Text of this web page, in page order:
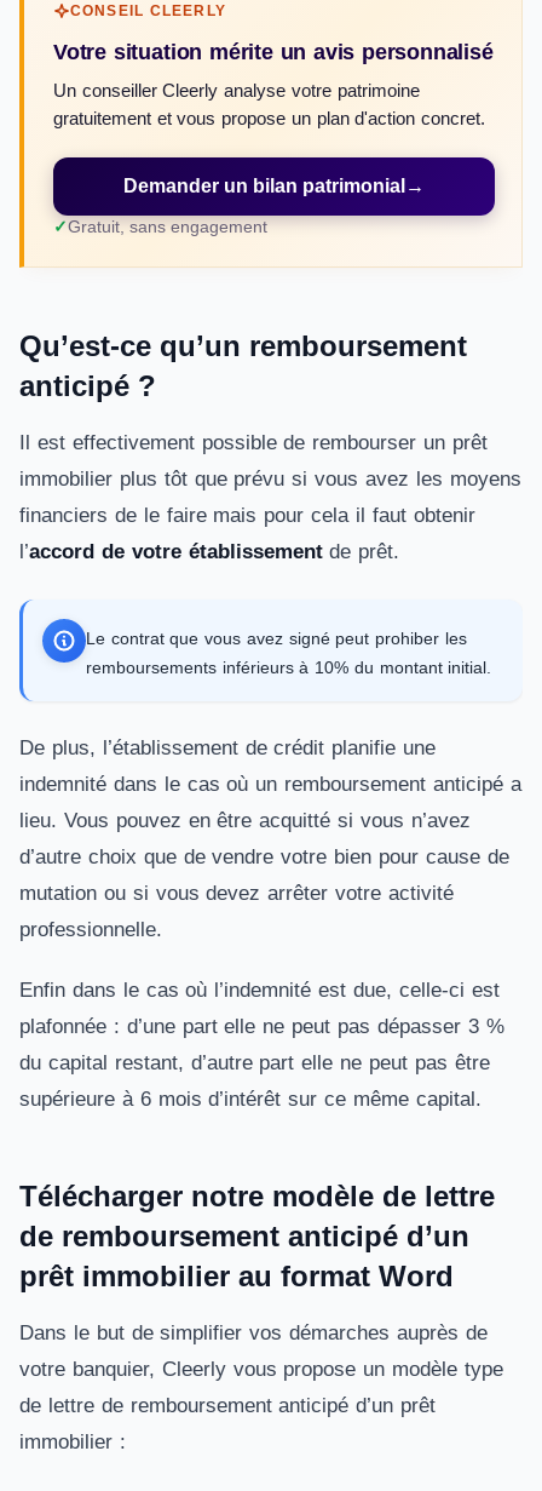
CONSEIL CLEERLY
Votre situation mérite un avis personnalisé
Un conseiller Cleerly analyse votre patrimoine
gratuitement et vous propose un plan d'action concret.
Demander un bilan patrimonial →
Gratuit, sans engagement
Qu’est-ce qu’un remboursement
anticipé ?
Il est effectivement possible de rembourser un prêt
immobilier plus tôt que prévu si vous avez les moyens
financiers de le faire mais pour cela il faut obtenir
l’accord de votre établissementde prêt.
Le contrat que vous avez signé peut prohiber les
remboursements inférieurs à 10% du montant initial.
De plus, l’établissement de crédit planifie une
indemnité dans le cas où un remboursement anticipé a
lieu. Vous pouvez en être acquitté si vous n’avez
d’autre choix que de vendre votre bien pour cause de
mutation ou si vous devez arrêter votre activité
professionnelle.
Enfin dans le cas où l’indemnité est due, celle-ci est
plafonnée : d’une part elle ne peut pas dépasser 3 %
du capital restant, d’autre part elle ne peut pas être
supérieure à 6 mois d’intérêt sur ce même capital.
Télécharger notre modèle de lettre
de remboursement anticipé d’un
prêt immobilier au format Word
Dans le but de simplifier vos démarches auprès de
votre banquier, Cleerly vous propose un modèle type
de lettre de remboursement anticipé d’un prêt
immobilier :